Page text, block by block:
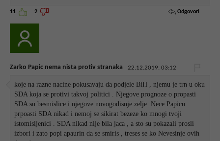
11 2 Odgovori
Zarko Papic nema nista protiv stranaka 22.12.2019. 03:12
koje na razne nacine pokusavaju da podjele BiH , njemu je trn u oku
SDA koja se protivi takvoj politici . Njegove prognoze o propasti
SDA su besmislice i njegove novogodisnje zelje .Nece Papicu
prpoasti SDA nikad i nemoj se sikirat bezeze ko mnogi tvoji
istomisljenici . SDA nikad nije bila jaca , a sto su pokazali prosli
izbori i zato popi apaurin da se smiris , treses se ko Nevesinje ovih